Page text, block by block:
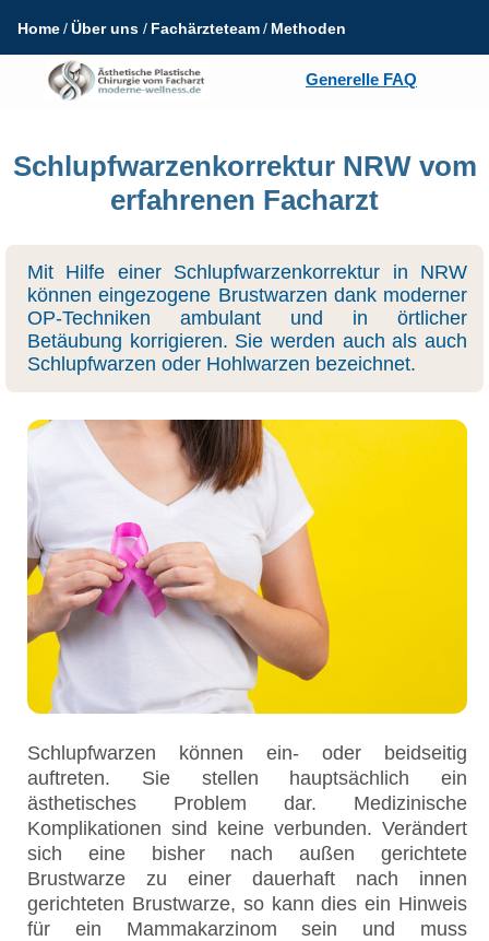
Generelle FAQ
Home Über uns Fachärzteteam Methoden
Schlupfwarzenkorrektur NRW vom
erfahrenen Facharzt
Mit Hilfe einer Schlupfwarzenkorrektur in NRW
können eingezogene Brustwarzen dank moderner
OP-Techniken ambulant und in örtlicher
Betäubung korrigieren. Sie werden auch als auch
Schlupfwarzen oder Hohlwarzen bezeichnet.
Schlupfwarzen können ein- oder beidseitig
auftreten. Sie stellen hauptsächlich ein
ästhetisches Problem dar. Medizinische
Komplikationen sind keine verbunden. Verändert
sich eine bisher nach außen gerichtete
Brustwarze zu einer dauerhaft nach innen
gerichteten Brustwarze, so kann dies ein Hinweis
für ein Mammakarzinom sein und muss